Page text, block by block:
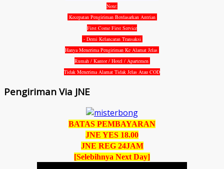
Note:
Kecepatan Pengiriman Berdasarkan Antrian
First Come First Service
- Demi Kelancaran Transaksi
Hanya Menerima Pengiriman Ke Alamat Jelas
Rumah / Kantor / Hotel / Apartemen
Tidak Menerima Alamat Tidak Jelas Atau COD
Pengiriman Via JNE
BATAS PEMBAYARAN
JNE YES 18.00
JNE REG 24JAM
[Selebihnya Next Day]